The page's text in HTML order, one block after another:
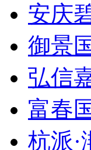
安庆
御景
弘信
富春
杭派·